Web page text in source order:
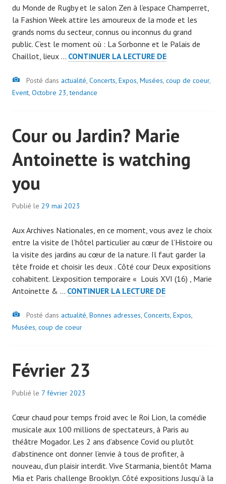
a
d
m
i
n
0
7
du Monde de Rugby et le salon Zen à l’espace Champerret,
la Fashion Week attire les amoureux de la mode et les
grands noms du secteur, connus ou inconnus du grand
public. C’est le moment où : La Sorbonne et le Palais de
Chaillot, lieux … CONTINUER LA LECTURE DEFÊTES
ET
Image
Posté dans actualité, Concerts, Expos, Musées, coup de coeur,
Event, Octobre 23,tendance
Cour ou Jardin? Marie
Antoinette is watching
you
Publié le 29 mai 2023
r
a
d
m
i
n
0
7
Aux Archives Nationales, en ce moment, vous avez le choix
entre la visite de l’hôtel particulier au cœur de l’Histoire ou
la visite des jardins au cœur de la nature. Il faut garder la
tête froide et choisir les deux . Côté cour Deux expositions
cohabitent. L’exposition temporaire « Louis XVI (16) , Marie
Antoinette & … CONTINUER LA LECTURE DECOUR
JARDIN?
Image
Posté dans actualité, Bonnes adresses, Concerts, Expos,
Musées, coup de coeur
Février 23
Publié le 7 février 2023
r
a
d
m
i
n
Cœur chaud pour temps froid avec le Roi Lion, la comédie
musicale aux 100 millions de spectateurs, à Paris au
théâtre Mogador. Les 2 ans d’absence Covid ou plutôt
d’abstinence ont donner l’envie à tous de profiter, à
nouveau, d’un plaisir interdit. Vive Starmania, bientôt Mama
Mia et Paris challenge Brooklyn. Côté expositions Jusqu’à la